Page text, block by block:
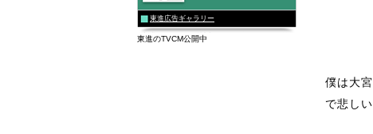
僕は大
で悲し
東進広告ギャラリー
東進のTVCM公開中